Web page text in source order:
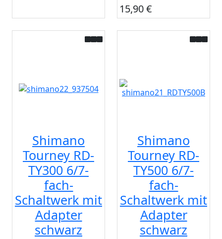
15,90 €
Shimano
Tourney RD-
TY300 6/7-
fach-
Schaltwerk mit
Adapter
schwarz
Shimano
Tourney RD-
TY500 6/7-
fach-
Schaltwerk mit
Adapter
schwarz